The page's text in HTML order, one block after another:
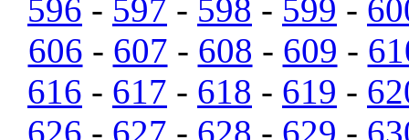
596 - 597 - 598 - 599 -
606 - 607 - 608 - 609 -
616 - 617 - 618 - 619 -
626 - 627 - 628 - 629 -